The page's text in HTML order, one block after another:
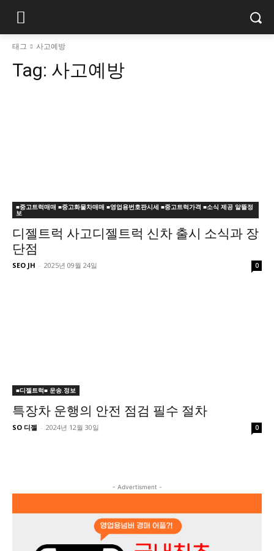
태그 사고예방
Tag: 사고예방
■중고트럭매매 ■중고화물차매매 ■영업용번호판시세 ■중고트럭가격 ■소식 제공 알뜰정
보
디젤트럭 사고디젤트럭 신차 출시 소식과 장
단점
SEO JH - 2025년 09월 24일 0
■디젤트럭■ 운송.정보
특장차 운행의 안전 점검 필수 절차
SO 디젤 - 2024년 12월 30일 0
- Advertisment -